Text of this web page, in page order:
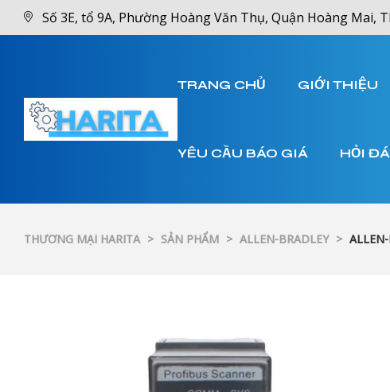
Số 3E, tổ 9A, Phường Hoàng Văn Thụ, Quận Hoàng Mai,
TRANG CHỦ GIỚI THIỆU
YÊU CẦU BÁO GIÁ HỎI
THƯƠNG MẠI HARITA > SẢN PHẨM > ALLEN-BRADLEY >